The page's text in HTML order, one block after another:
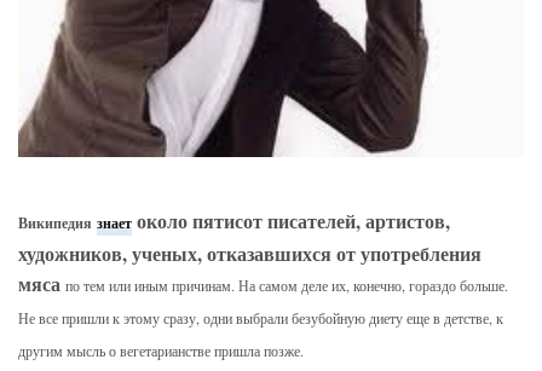
Википедия знает около пятисот писателей, артистов,
художников, ученых, отказавшихся от употребления
мяса по тем или иным причинам. На самом деле их, конечно, гораздо больше.
Не все пришли к этому сразу, одни выбрали безубойную диету еще в детстве, к
другим мысль о вегетарианстве пришла позже.